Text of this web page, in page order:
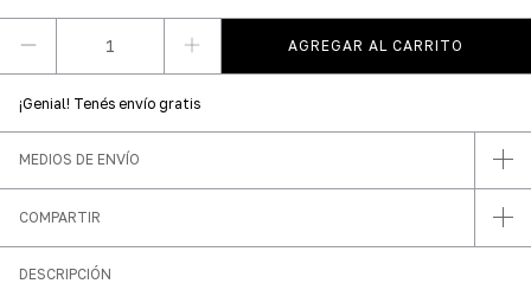
¡Genial! Tenés envío gratis
MEDIOS DE ENVÍO
COMPARTIR
DESCRIPCIÓN